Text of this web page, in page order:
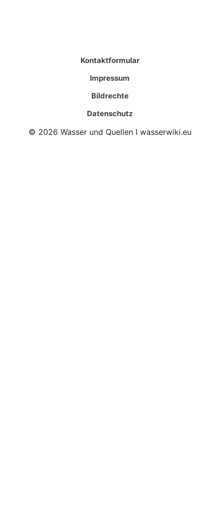
Kontaktformular
Impressum
Bildrechte
Datenschutz
© 2026 Wasser und Quellen I wasserwiki.eu